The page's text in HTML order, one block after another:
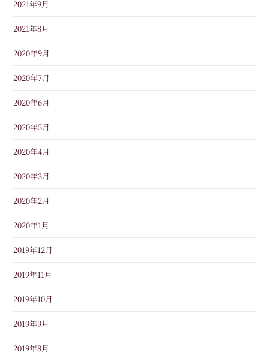
2021年9月
2021年8月
2020年9月
2020年7月
2020年6月
2020年5月
2020年4月
2020年3月
2020年2月
2020年1月
2019年12月
2019年11月
2019年10月
2019年9月
2019年8月